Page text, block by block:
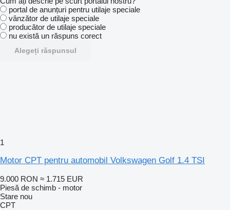
portal de anunțuri pentru utilaje speciale
vânzător de utilaje speciale
producător de utilaje speciale
nu există un răspuns corect
Alegeți răspunsul
1
Motor CPT pentru automobil Volkswagen Golf 1.4 TSI
9.000 RON ≈ 1.715 EUR
Piesă de schimb - motor
Stare nou
CPT